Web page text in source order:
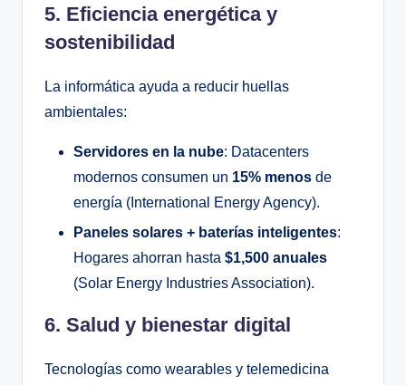
5. Eficiencia energética y
sostenibilidad
La informática ayuda a reducir huellas
ambientales:
Servidores en la nube: Datacenters
modernos consumen un 15% menos de
energía (International Energy Agency).
Paneles solares + baterías inteligentes:
Hogares ahorran hasta $1,500 anuales
(Solar Energy Industries Association).
6. Salud y bienestar digital
Tecnologías como wearables y telemedicina